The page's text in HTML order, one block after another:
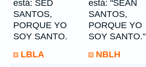
está: SED
SANTOS,
PORQUE YO
SOY SANTO.
está: "SEAN
SANTOS,
PORQUE YO
SOY SANTO."
LBLA NBLH